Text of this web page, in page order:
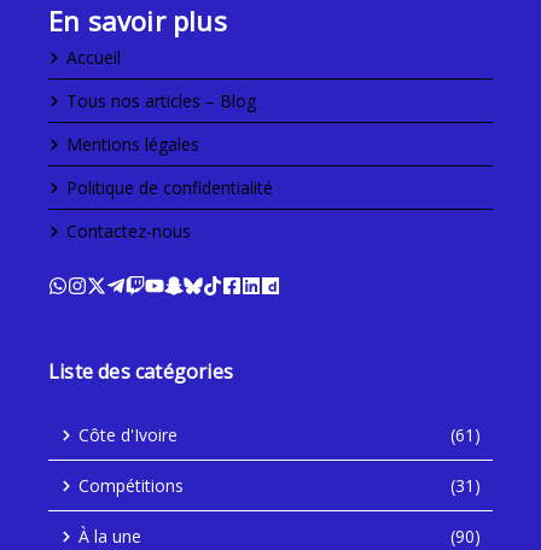
En savoir plus
Accueil
Tous nos articles – Blog
Mentions légales
Politique de confidentialité
Contactez-nous
Liste des catégories
Côte d'Ivoire (61)
Compétitions (31)
À la une (90)